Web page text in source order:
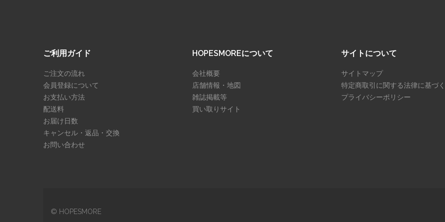
ご利用ガイド
ご注文の流れ
会員登録について
お支払い方法
配送料
お届け日数
キャンセル・返品・交換
お問い合わせ
HOPESMOREについて
会社概要
店舗情報・地図
雑誌掲載等
買い取りサイト
サイトについて
サイトマップ
特定商取引に関する法律に基づ
プライバシーポリシー
© HOPESMORE